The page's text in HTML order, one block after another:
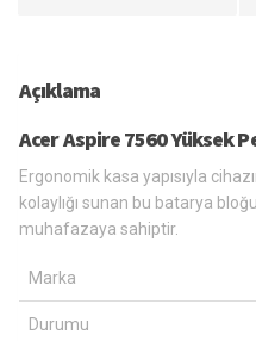
Açıklama
Acer Aspire 7560 Yüksek
Ergonomik kasa yapısıyla
kolaylığı sunan bu batarya
muhafazaya sahiptir.
Marka
Durumu